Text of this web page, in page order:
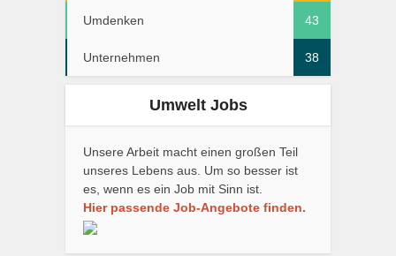
Umdenken 43
Unternehmen 38
Umwelt Jobs
Unsere Arbeit macht einen großen Teil
unseres Lebens aus. Um so besser ist
es, wenn es ein Job mit Sinn ist.
Hier passende Job-Angebote finden.